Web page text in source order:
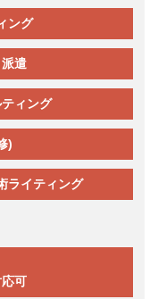
ング
遣
ィング
)
ライティング
可